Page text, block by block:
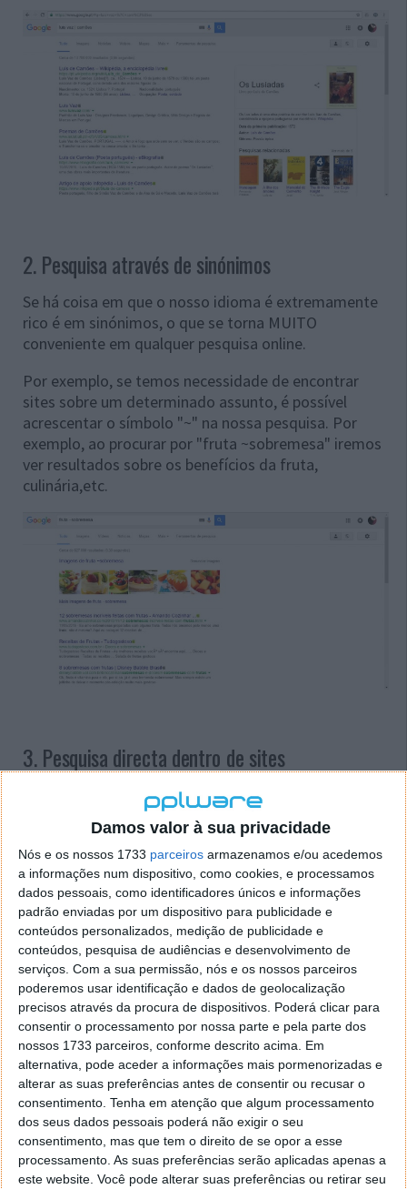
Damos valor à sua privacidade
Nós e os nossos 1733 parceiros armazenamos e/ou acedemos
a informações num dispositivo, como cookies, e processamos
dados pessoais, como identificadores únicos e informações
padrão enviadas por um dispositivo para publicidade e
conteúdos personalizados, medição de publicidade e
conteúdos, pesquisa de audiências e desenvolvimento de
serviços. Com a sua permissão, nós e os nossos parceiros
poderemos usar identificação e dados de geolocalização
precisos através da procura de dispositivos. Poderá clicar para
consentir o processamento por nossa parte e pela parte dos
nossos 1733 parceiros, conforme descrito acima. Em
alternativa, pode aceder a informações mais pormenorizadas e
alterar as suas preferências antes de consentir ou recusar o
consentimento. Tenha em atenção que algum processamento
dos seus dados pessoais poderá não exigir o seu
consentimento, mas que tem o direito de se opor a esse
processamento. As suas preferências serão aplicadas apenas a
este website. Você pode alterar suas preferências ou retirar seu
2. Pesquisa através de sinónimos
Se há coisa em que o nosso idioma é extremamente
rico é em sinónimos, o que se torna MUITO
conveniente em qualquer pesquisa online.
Por exemplo, se temos necessidade de encontrar
sites sobre um determinado assunto, é possível
acrescentar o símbolo "~" na nossa pesquisa. Por
exemplo, ao procurar por "fruta ~sobremesa" iremos
ver resultados sobre os benefícios da fruta,
culinária,etc.
3. Pesquisa directa dentro de sites
Leu um artigo que gostou ou lhe interessou bastante
e precisa de partilhar ou pretende voltar a ler mais
tarde? É muito simples pesquisar directamente
dentro de um site, basta escrever o endereço do site
e uma das palavras chaves ou frase completa que se
recorde associada a esse artigo:
4. O poder do asterisco *